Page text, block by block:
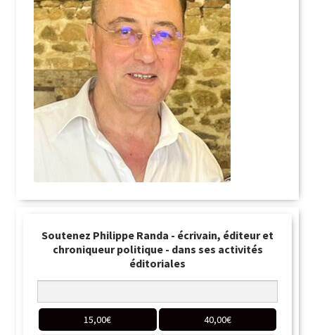
Soutenez Philippe Randa - écrivain, éditeur et
chroniqueur politique - dans ses activités
éditoriales
15,00€ 40,00€